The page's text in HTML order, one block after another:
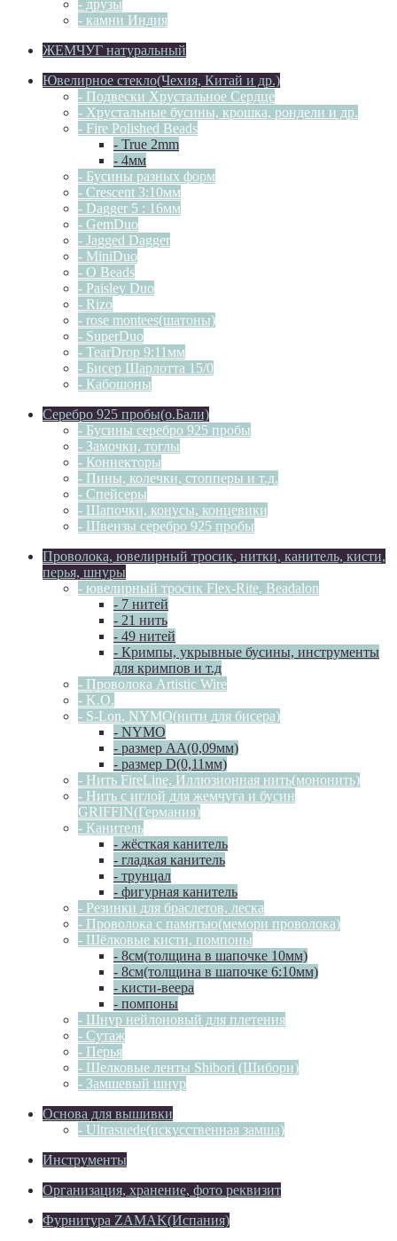
- друзы
- камни Индия
ЖЕМЧУГ натуральный
Ювелирное стекло(Чехия, Китай и др.)
- Подвески Хрустальное Сердце
- Хрустальные бусины, крошка, рондели и др.
- Fire Polished Beads
- True 2mm
- 4мм
- Бусины разных форм
- Crescent 3:10мм
- Dagger 5 : 16мм
- GemDuo
- Jagged Dagger
- MiniDuo
- O Beads
- Paisley Duo
- Rizo
- rose montees(шатоны)
- SuperDuo
- TearDrop 9:11мм
- Бисер Шарлотта 15/0
- Кабошоны
Серебро 925 пробы(о.Бали)
- Бусины серебро 925 пробы
- Замочки, тоглы
- Коннекторы
- Пины, колечки, стопперы и т.д.
- Спейсеры
- Шапочки, конусы, концевики
- Швензы серебро 925 пробы
Проволока, ювелирный тросик, нитки, канитель, кисти,
перья, шнуры
- ювелирный тросик Flex-Rite, Beadalon
- 7 нитей
- 21 нить
- 49 нитей
- Кримпы, укрывные бусины, инструменты
для кримпов и т.д
- Проволока Artistic Wire
- K.O.
- S-Lon, NYMO(нити для бисера)
- NYMO
- размер AA(0,09мм)
- размер D(0,11мм)
- Нить FireLine, Иллюзионная нить(мононить)
- Нить с иглой для жемчуга и бусин
GRIFFIN(Германия)
- Канитель
- жёсткая канитель
- гладкая канитель
- трунцал
- фигурная канитель
- Резинки для браслетов, леска
- Проволока с памятью(мемори проволока)
- Шёлковые кисти, помпоны
- 8см(толщина в шапочке 10мм)
- 8см(толщина в шапочке 6:10мм)
- кисти-веера
- помпоны
- Шнур нейлоновый для плетения
- Сутаж
- Перья
- Шелковые ленты Shibori (Шибори)
- Замшевый шнур
Основа для вышивки
- Ultrasuede(искусственная замша)
Инструменты
Организация, хранение, фото реквизит
Фурнитура ZAMAK(Испания)